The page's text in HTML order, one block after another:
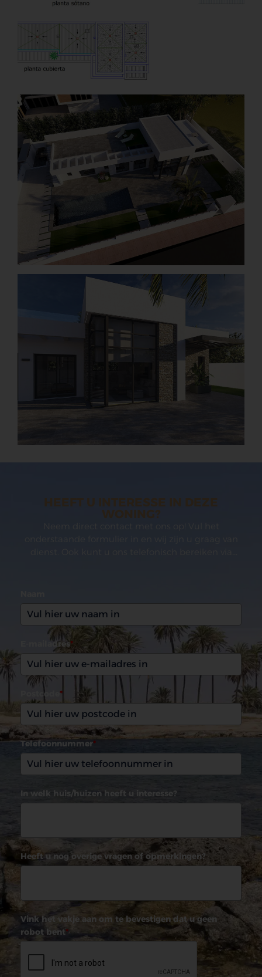
HEEFT U INTERESSE IN DEZE
WONING?
E-mailadres*
Postcode *
Telefoonnummer*
In welk huis/huizen heeft u interesse?
Heeft u nog overige vragen of opmerkingen?
Vink het vakje aan om te bevestigen dat u geen
robot bent*